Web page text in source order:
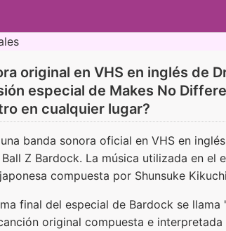
original en VHS en inglés de
especial de Makes No
en cualquier lugar?
banda sonora oficial en VHS en
Z Bardock. La música utilizada en el
compuesta por Shunsuke
final del especial de Bardock se
original compuesta e